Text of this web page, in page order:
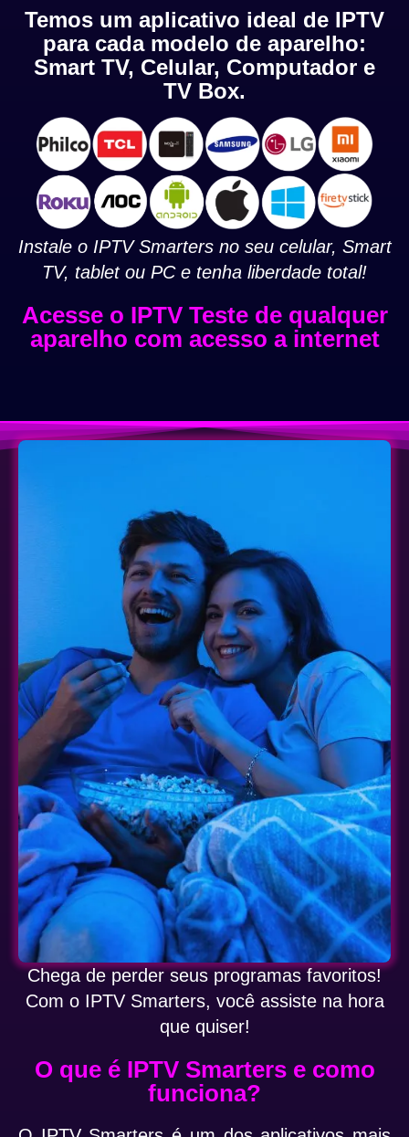
Temos um aplicativo ideal de IPTV
para cada modelo de aparelho:
Smart TV, Celular, Computador e
TV Box.
Instale o IPTV Smarters no seu celular, Smart
TV, tablet ou PC e tenha liberdade total!
Acesse o IPTV Teste de qualquer
aparelho com acesso a internet
Chega de perder seus programas favoritos!
Com o IPTV Smarters, você assiste na hora
que quiser!
O que é IPTV Smarters e como
funciona?